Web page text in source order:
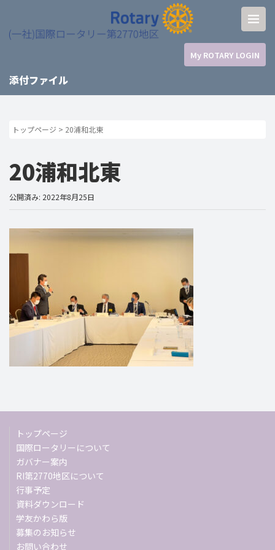
My ROTARY LOGIN
添付ファイル
トップページ > 20浦和北東
20浦和北東
公開済み: 2022年8月25日
トップページ
国際ロータリーについて
ガバナー案内
RI第2770地区について
行事予定
資料ダウンロード
学友かわら版
募集のお知らせ
お問い合わせ